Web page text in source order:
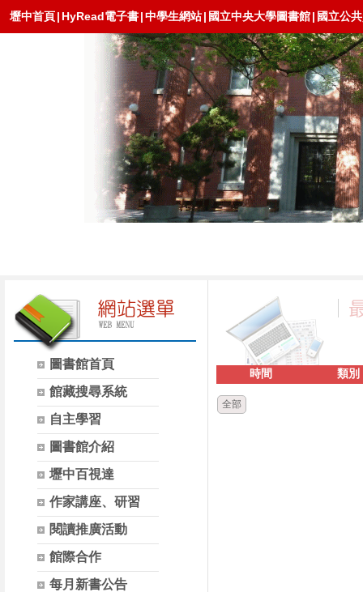
壢中首頁| HyRead電子書|中學生網站| 國立中央大學圖書館| 國立公
圖書館首頁
館藏搜尋系統
自主學習
圖書館介紹
壢中百視達
作家講座、研習
閱讀推廣活動
館際合作
每月新書公告
時間 類別
全部